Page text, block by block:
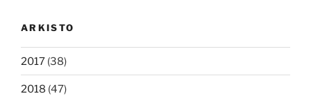
ARKISTO
2017 (38)
2018 (47)